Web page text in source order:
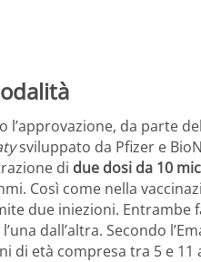
da parte
sviluppato da Pfizer e
di due dosi da 10
Così come nella
due iniezioni. Entrambe
dall’altra. Secondo
di età compresa tra 5 e